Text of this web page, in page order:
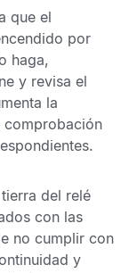
que el
por
haga,
y revisa el
la
comprobación
del relé
con las
no cumplir con
y